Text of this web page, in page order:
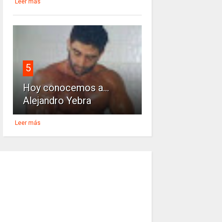
Leer más
5
Hoy conocemos a...
Alejandro Yebra
Leer más